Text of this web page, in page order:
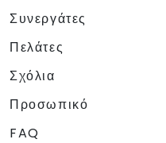
Συνεργάτες
Πελάτες
Σχόλια
Προσωπικό
FAQ